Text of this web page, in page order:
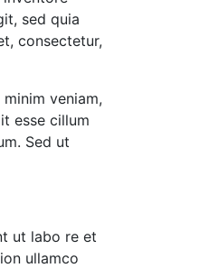
sed quia
consectetur,
veniam,
esse cillum
Sed ut
ut labo re et
ullamco